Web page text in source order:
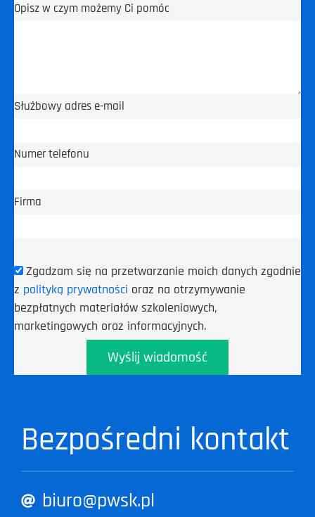
Opisz w czym możemy Ci pomóc
Służbowy adres e-mail
Numer telefonu
Firma
Zgadzam się na przetwarzanie moich danych zgodnie
z polityką prywatności oraz na otrzymywanie
bezpłatnych materiałów szkoleniowych,
marketingowych oraz informacyjnych.
Wyślij wiadomość
Bezpośredni kontakt
biuro@pwsk.pl